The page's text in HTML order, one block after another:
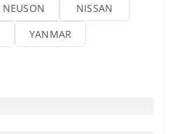
NEUSON
NISSAN
YANMAR